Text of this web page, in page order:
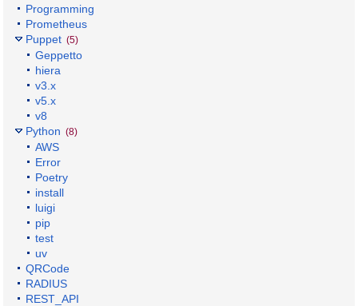
Programming
Prometheus
Puppet (5)
Geppetto
hiera
v3.x
v5.x
v8
Python (8)
AWS
Error
Poetry
install
luigi
pip
test
uv
QRCode
RADIUS
REST_API